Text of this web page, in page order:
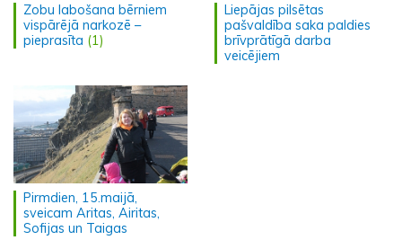
Zobu labošana bērniem
vispārējā narkozē –
pieprasīta (1)
Liepājas pilsētas
pašvaldība saka paldies
brīvprātīgā darba
veicējiem
Pirmdien, 15.maijā,
sveicam Aritas, Airitas,
Sofijas un Taigas